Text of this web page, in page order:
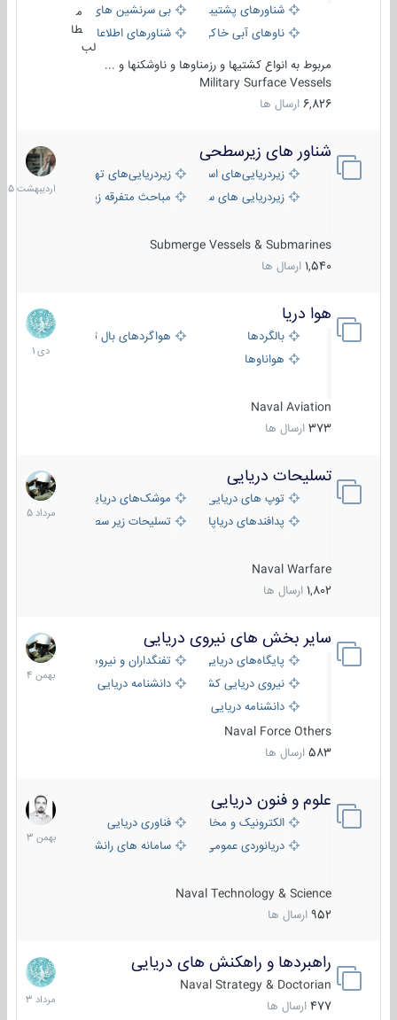
شناورهای پشتیبانی
بی سرنشین های دریایی
ناوهای آبی خاکی و نیروبرشناورهای اطلاعاتی و جاسوسی
طا
لب
مربوط به انواع کشتیها و رزمناوها و ناوشکنها و ...
Military Surface Vessels
6,826 ارسال ها
شناور های زیرسطحی
زیردریایی‌های استراتژیکزیردریایی‌های تهاجمی
زیردریایی های سبک
مباحث متفرقه زیرسطحی
Submerge Vessels & Submarines
1,540 ارسال ها
31
1405
هوا دریا
بالگردها
هواگردهای بال ثابت
هواناوها
Naval Aviation
373 ارسال ها
12
دی
1401
تسلیحات دریایی
توپ های دریایی
موشک‌های دریایی
پدافندهای دریاپایه
تسلیحات زیر سطحی
Naval Warfare
1,802 ارسال ها
2
مرداد
1405
سایر بخش های نیروی دریایی
پایگاه‌های دریایی
تفنگداران و نیروهای ویژه‌ی دریایی
نیروی دریایی کشورهای مختلفدانشنامه دریایی
دانشنامه دریایی کپی
Naval Force Others
583 ارسال ها
22
بهمن
1404
علوم و فنون دریایی
الکترونیک و مخابرات دریاییفناوری دریایی
دریانوردی عمومی
سامانه های رانشی دریایی
Naval Technology & Science
952 ارسال ها
6
بهمن
1403
راهبردها و راهکنش های دریایی
Naval Strategy & Doctorian
477 ارسال ها
2
مرداد
1403